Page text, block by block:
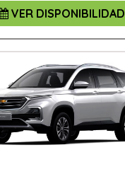
VER DISPONIBILIDAD